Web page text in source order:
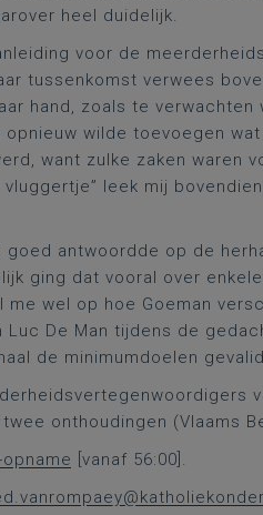
heel duidelijk.
voor de
tussenkomst verwees
hand, zoals te verwachten
wilde toevoegen
want zulke zaken waren
leek mij
antwoordde op de
ging dat vooral over
wel op hoe Goeman
De Man tijdens de
de minimumdoelen
onthoudingen (Vlaams
[vanaf 56:00].